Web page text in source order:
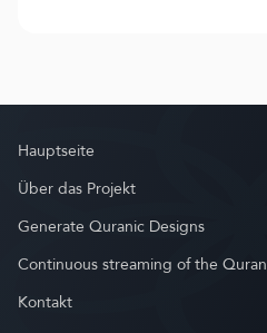
Hauptseite
Über das Projekt
Generate Quranic Designs
Continuous streaming of the Quran
Kontakt